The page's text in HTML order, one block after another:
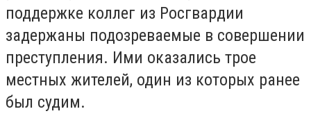
поддержке коллег из Росгвардии
задержаны подозреваемые в совершении
преступления. Ими оказались трое
местных жителей, один из которых ранее
был судим.